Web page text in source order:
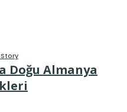
Doğu Almanya